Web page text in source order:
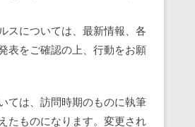
スについては、最新情報、各
表をご確認の上、行動をお願
ては、訪問時期のものに執筆
たものになります。変更され